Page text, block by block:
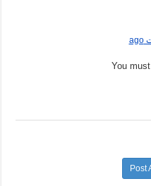
You must